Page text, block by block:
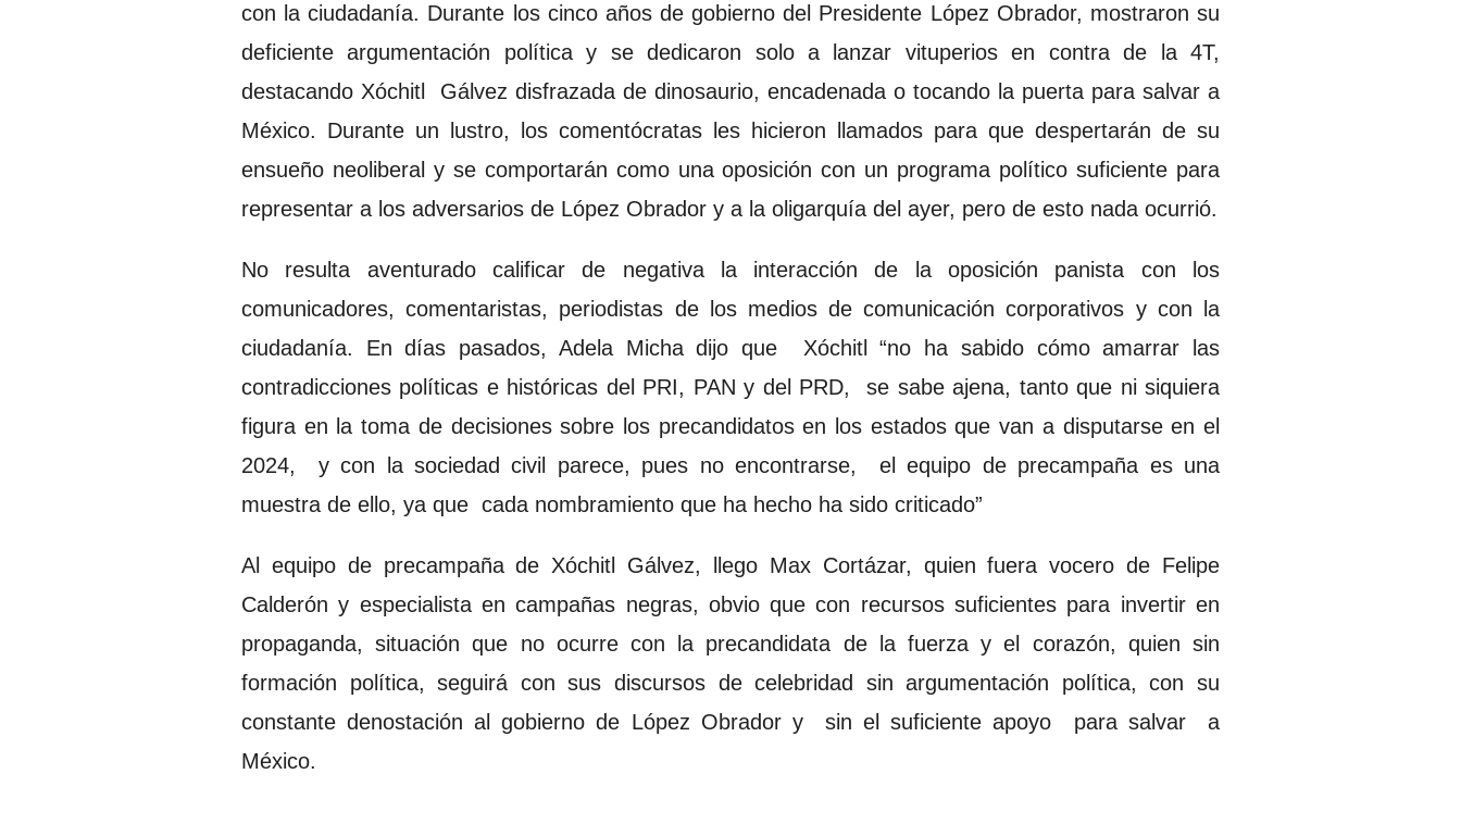
con la ciudadanía. Durante los cinco años de gobierno del Presidente López Obrador, mostraron su
deficiente argumentación política y se dedicaron solo a lanzar vituperios en contra de la 4T,
destacando Xóchitl Gálvez disfrazada de dinosaurio, encadenada o tocando la puerta para salvar a
México. Durante un lustro, los comentócratas les hicieron llamados para que despertarán de su
ensueño neoliberal y se comportarán como una oposición con un programa político suficiente para
representar a los adversarios de López Obrador y a la oligarquía del ayer, pero de esto nada ocurrió.
No resulta aventurado calificar de negativa la interacción de la oposición panista con los
comunicadores, comentaristas, periodistas de los medios de comunicación corporativos y con la
ciudadanía. En días pasados, Adela Micha dijo que Xóchitl “no ha sabido cómo amarrar las
contradicciones políticas e históricas del PRI, PAN y del PRD, se sabe ajena, tanto que ni siquiera
figura en la toma de decisiones sobre los precandidatos en los estados que van a disputarse en el
2024, y con la sociedad civil parece, pues no encontrarse, el equipo de precampaña es una
muestra de ello, ya que cada nombramiento que ha hecho ha sido criticado”
Al equipo de precampaña de Xóchitl Gálvez, llego Max Cortázar, quien fuera vocero de Felipe
Calderón y especialista en campañas negras, obvio que con recursos suficientes para invertir en
propaganda, situación que no ocurre con la precandidata de la fuerza y el corazón, quien sin
formación política, seguirá con sus discursos de celebridad sin argumentación política, con su
constante denostación al gobierno de López Obrador y sin el suficiente apoyo para salvar a
México.